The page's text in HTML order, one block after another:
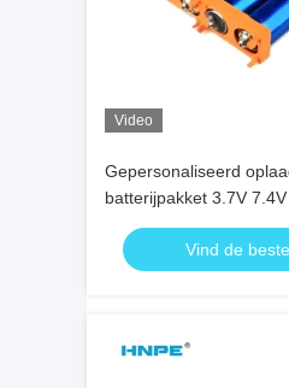
Video
Gepersonaliseerd
batterijpakket 3.7V
14.8V 18650 21700
Lithium Ion batterijpakket
Vind de